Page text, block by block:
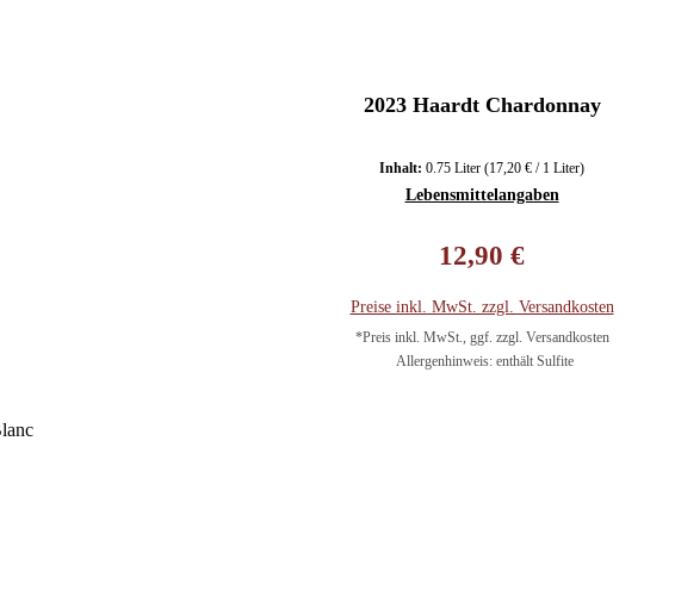
2023 Haardt Chardonnay
Inhalt: 0.75 Liter (17,20 € / 1 Liter)
Lebensmittelangaben
12,90 €
Preise inkl. MwSt. zzgl. Versandkosten
*Preis inkl. MwSt., ggf. zzgl. Versandkosten
Allergenhinweis: enthält Sulfite